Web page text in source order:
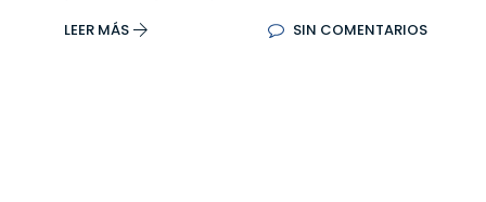
LEER MÁS SIN COMENTARIOS